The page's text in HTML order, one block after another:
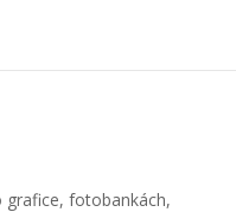
grafice, fotobankách,